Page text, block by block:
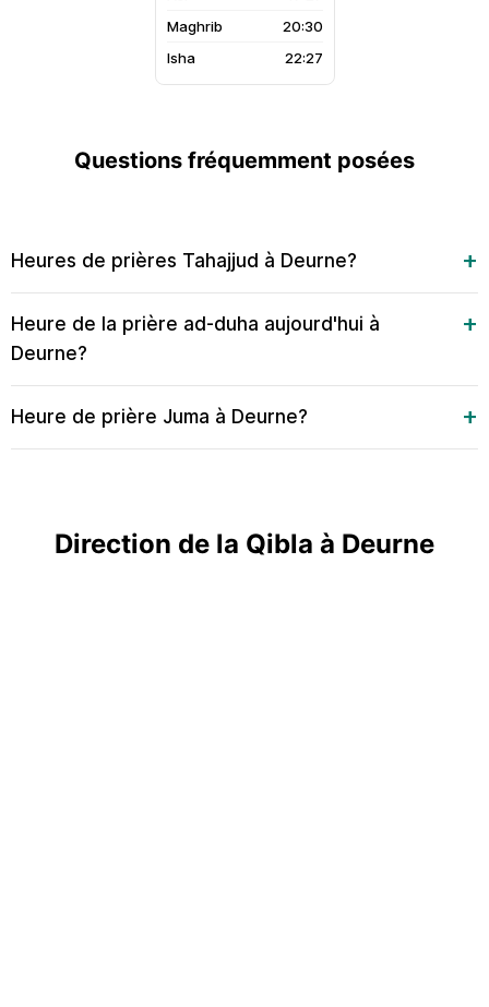
20:30
22:27
Questions fréquemment posées
Heures de prières Tahajjud à Deurne?
Heure de la prière ad-duha aujourd'hui à
Deurne?
Heure de prière Juma à Deurne?
Direction de la Qibla à Deurne